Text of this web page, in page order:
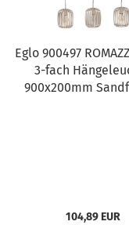
Eglo 900497
3-fach
900x200mm
104,89 EUR